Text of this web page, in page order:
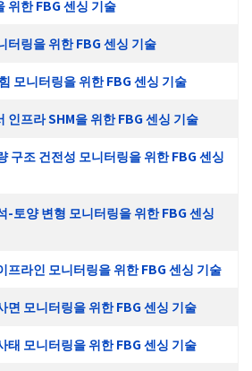
위한 FBG 센싱 기술
터링을 위한 FBG 센싱 기술
모니터링을 위한 FBG 센싱 기술
인프라 SHM을 위한 FBG 센싱 기술
구조 건전성 모니터링을 위한 FBG 센싱
-토양 변형 모니터링을 위한 FBG 센싱
프라인 모니터링을 위한 FBG 센싱 기술
면 모니터링을 위한 FBG 센싱 기술
태 모니터링을 위한 FBG 센싱 기술